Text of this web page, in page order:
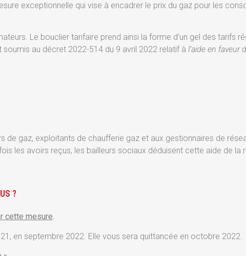
exceptionnelle qui vise à encadrer le prix du gaz pour les
Le bouclier tarifaire prend ainsi la forme d’un gel des tarifs
soumis au décret 2022-514 du 9 avril 2022 relatif à l’aide en faveur
de gaz, exploitants de chaufferie gaz et aux gestionnaires de
les avoirs reçus, les bailleurs sociaux déduisent cette aide de la
?
cette mesure.
en septembre 2022. Elle vous sera quittancée en octobre 2022.